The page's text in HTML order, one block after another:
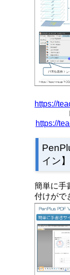
https://
https://
イン
簡単に手
付けがで